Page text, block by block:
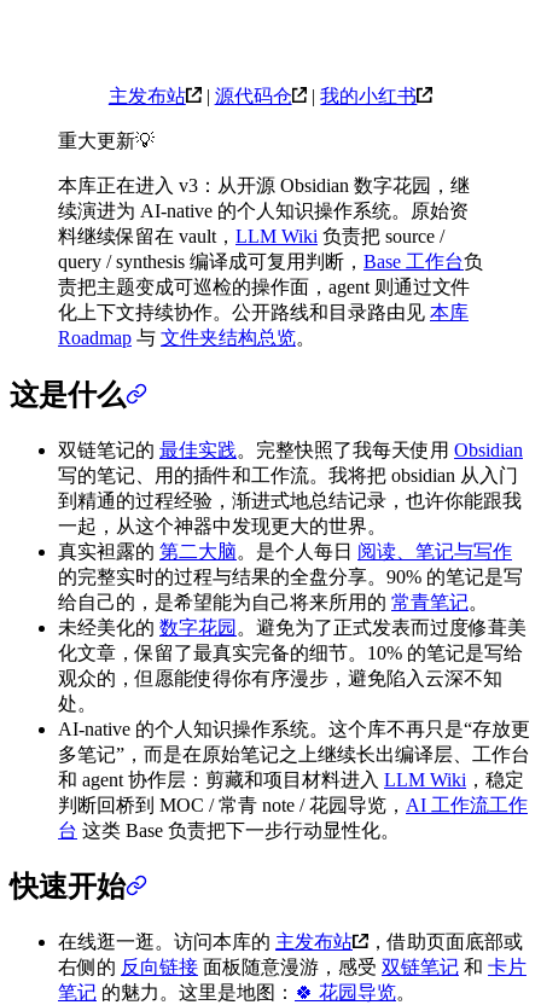
主发布站 | 源代码仓 |我的小红书
重大更新💡
本库正在进入 v3：从开源 Obsidian 数字花园，继
续演进为 AI-native 的个人知识操作系统。原始资
料继续保留在 vault， LLM Wiki 负责把 source /
query / synthesis 编译成可复用判断， Base 工作台负
责把主题变成可巡检的操作面，agent 则通过文件
化上下文持续协作。公开路线和目录路由见 本库
Roadmap 与 文件夹结构总览。
这是什么
双链笔记的 最佳实践。完整快照了我每天使用 Obsidian
写的笔记、用的插件和工作流。我将把 obsidian 从入门
到精通的过程经验，渐进式地总结记录，也许你能跟我
一起，从这个神器中发现更大的世界。
真实袒露的 第二大脑。是个人每日 阅读、笔记与写作
的完整实时的过程与结果的全盘分享。90% 的笔记是写
给自己的，是希望能为自己将来所用的 常青笔记。
未经美化的 数字花园 。避免为了正式发表而过度修葺美
化文章，保留了最真实完备的细节。10% 的笔记是写给
观众的，但愿能使得你有序漫步，避免陷入云深不知
处。
AI-native 的个人知识操作系统。这个库不再只是“存放更
多笔记”，而是在原始笔记之上继续长出编译层、工作台
和 agent 协作层：剪藏和项目材料进入 LLM Wiki ，稳定
判断回桥到 MOC / 常青 note / 花园导览， AI 工作流工作
台 这类 Base 负责把下一步行动显性化。
快速开始
在线逛一逛。访问本库的 主发布站
，借助页面底部或
右侧的 反向链接 面板随意漫游，感受 双链笔记 和 卡片
笔记 的魅力。这里是地图： 🍀 花园导览。